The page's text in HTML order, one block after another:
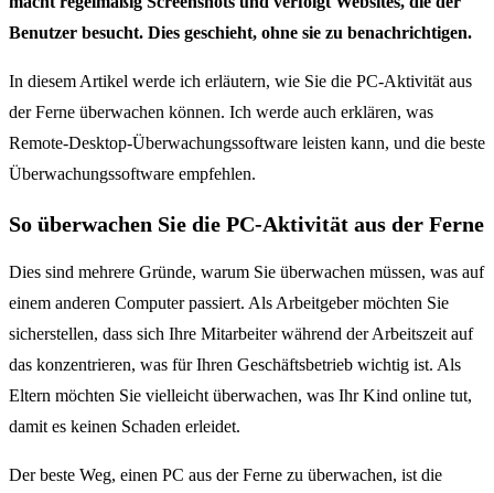
Benutzer besucht. Dies geschieht, ohne sie zu benachrichtigen.
In diesem Artikel werde ich erläutern, wie Sie die PC-Aktivität aus
der Ferne überwachen können. Ich werde auch erklären, was
Remote-Desktop-Überwachungssoftware leisten kann, und die beste
Überwachungssoftware empfehlen.
So überwachen Sie die PC-Aktivität aus der Ferne
Dies sind mehrere Gründe, warum Sie überwachen müssen, was auf
einem anderen Computer passiert. Als Arbeitgeber möchten Sie
sicherstellen, dass sich Ihre Mitarbeiter während der Arbeitszeit auf
das konzentrieren, was für Ihren Geschäftsbetrieb wichtig ist. Als
Eltern möchten Sie vielleicht überwachen, was Ihr Kind online tut,
damit es keinen Schaden erleidet.
Der beste Weg, einen PC aus der Ferne zu überwachen, ist die